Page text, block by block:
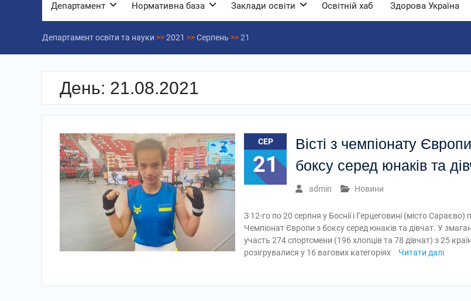
Департамент Нормативна база Заклади освіти Освітній хаб Здорова Україна
Департамент освіти та науки >>2021 >>Серпень >>21
День: 21.08.2021
СЕР
21
Вісті з чемпіонату
боксу серед юнаків та
admin Новини
З 12-го по 20 серпня у Боснії і Герцеговині (місто Сараєво)
Чемпіонат Європи з боксу серед юнаків та дівчат. У
участь 274 спортсмени (196 хлопців та 78 дівчат) з 25
розігрувалися у 16 вагових категоріях
Читати далі